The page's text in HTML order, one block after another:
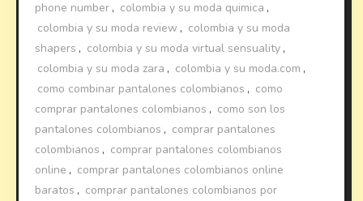
phone number , colombia y su moda quimica ,
colombia y su moda review , colombia y su moda
shapers , colombia y su moda virtual sensuality ,
colombia y su moda zara , colombia y su moda.com ,
como combinar pantalones colombianos , como
comprar pantalones colombianos , como son los
pantalones colombianos , comprar pantalones
colombianos , comprar pantalones colombianos
online , comprar pantalones colombianos online
baratos , comprar pantalones colombianos por